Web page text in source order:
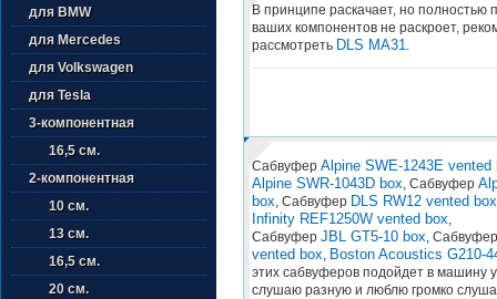
для BMW
для Mercedes
для Volkswagen
для Tesla
3-компонентная
16,5 см.
2-компонентная
10 см.
13 см.
16,5 см.
20 см.
В принципе раскачает, но полностью
ваших компонентов не раскроет,
рассмотреть DLS MA31.
Сабвуфер Alpine SWE-1243E vented
Alpine SWR-1043D box, Сабвуфер
box, Сабвуфер DLS RW12 vented box
Infinity REF1250W vented box,
Сабвуфер JBL GT5-10 box,
vented box, Boston Acoustics G210-
этих сабвуферов подойдет в машину
слушаю разную и люблю громко